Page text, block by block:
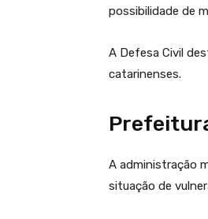
possibilidade de
A Defesa Civil
catarinenses.
A administração
situação de